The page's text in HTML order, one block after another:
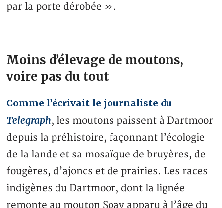
par la porte dérobée ».
Moins d’élevage de moutons,
voire pas du tout
Comme l’écrivait le journaliste du
Telegraph, les moutons paissent à Dartmoor
depuis la préhistoire, façonnant l’écologie
de la lande et sa mosaïque de bruyères, de
fougères, d’ajoncs et de prairies. Les races
indigènes du Dartmoor, dont la lignée
remonte au mouton Soay apparu à l’âge du